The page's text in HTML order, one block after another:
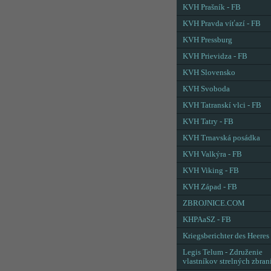
KVH Prašník - FB
KVH Pravda víťazí - FB
KVH Pressburg
KVH Prievidza - FB
KVH Slovensko
KVH Svoboda
KVH Tatranskí vlci - FB
KVH Tatry - FB
KVH Trnavská posádka
KVH Valkýra - FB
KVH Viking - FB
KVH Západ - FB
ZBROJNICE.COM
KHPAaSZ - FB
Kriegsberichter des Heeres
Legis Telum - Združenie
vlastníkov strelných